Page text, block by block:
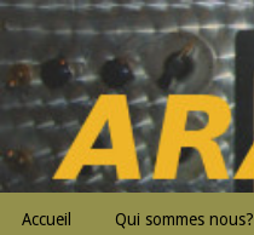
Skip
content
ARACCMA
Accueil Qui sommes nous?